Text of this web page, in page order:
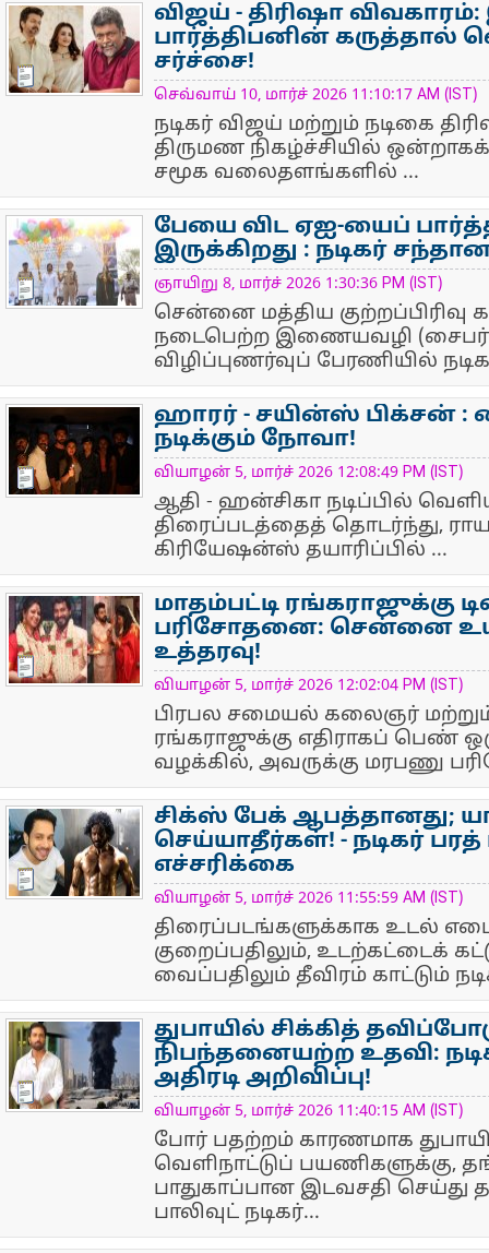
NewsIcon
விஜய் - திரிஷா
பார்த்திபனின் கருத்தால்
சர்ச்சை!
செவ்வாய் 10, மார்ச் 2026 11:10:17 AM (IST)
நடிகர் விஜய் மற்றும் நடிகை
திருமண நிகழ்ச்சியில்
சமூக வலைதளங்களில் ...
NewsIcon
பேயை விட ஏஐ-யைப்
இருக்கிறது : நடிகர்
ஞாயிறு 8, மார்ச் 2026 1:30:36 PM (IST)
சென்னை மத்திய குற்றப்பிரிவு
நடைபெற்ற இணையவழி (சைபர்)
விழிப்புணர்வுப் பேரணியில்
NewsIcon
ஹாரர் - சயின்ஸ் பிக்சன் :
நடிக்கும் நோவா!
வியாழன் 5, மார்ச் 2026 12:08:49 PM (IST)
ஆதி - ஹன்சிகா நடிப்பில்
திரைப்படத்தைத் தொடர்ந்து,
கிரியேஷன்ஸ் தயாரிப்பில் ...
NewsIcon
மாதம்பட்டி ரங்கராஜுக்கு
பரிசோதனை: சென்னை
உத்தரவு!
வியாழன் 5, மார்ச் 2026 12:02:04 PM (IST)
பிரபல சமையல் கலைஞர் மற்றும்
ரங்கராஜுக்கு எதிராகப் பெண்
வழக்கில், அவருக்கு மரபணு
NewsIcon
சிக்ஸ் பேக் ஆபத்தானது;
செய்யாதீர்கள்! - நடிகர் பரத்
எச்சரிக்கை
வியாழன் 5, மார்ச் 2026 11:55:59 AM (IST)
திரைப்படங்களுக்காக உடல்
குறைப்பதிலும், உடற்கட்டைக்
வைப்பதிலும் தீவிரம் காட்டும்
NewsIcon
துபாயில் சிக்கித்
நிபந்தனையற்ற உதவி:
அதிரடி அறிவிப்பு!
வியாழன் 5, மார்ச் 2026 11:40:15 AM (IST)
போர் பதற்றம் காரணமாக
வெளிநாட்டுப் பயணிகளுக்கு,
பாதுகாப்பான இடவசதி செய்து
பாலிவுட் நடிகர்...